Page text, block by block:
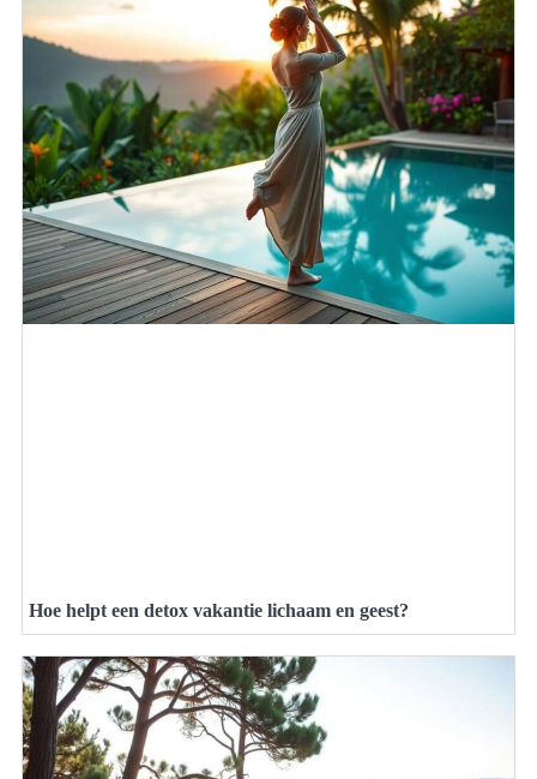
Hoe helpt een detox vakantie lichaam en geest?